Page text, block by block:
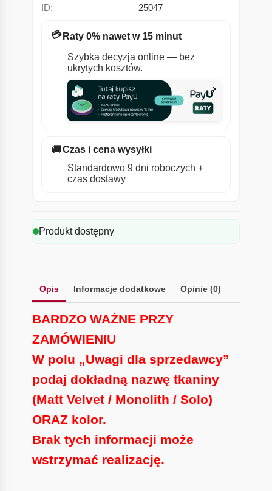
ID: 25047
💳 Raty 0% nawet w 15 minut
Szybka decyzja online — bez
ukrytych kosztów.
🚚Czas i cena wysyłki
Standardowo 9 dni roboczych +
czas dostawy
Produkt dostępny
Opis Informacje dodatkowe Opinie (0)
BARDZO WAŻNE PRZY
ZAMÓWIENIU
W polu „Uwagi dla sprzedawcy”
podaj dokładną nazwę tkaniny
(Matt Velvet / Monolith / Solo)
ORAZ kolor.
Brak tych informacji może
wstrzymać realizację.